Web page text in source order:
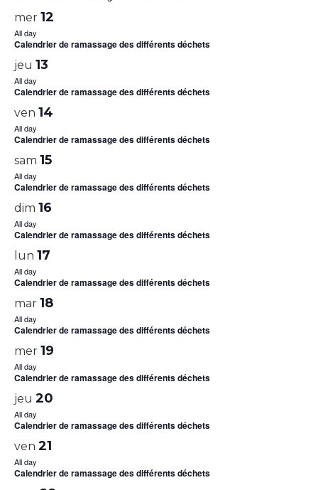
mer 12
All day
Calendrier de ramassage des différents déchets
jeu 13
All day
Calendrier de ramassage des différents déchets
ven 14
All day
Calendrier de ramassage des différents déchets
sam 15
All day
Calendrier de ramassage des différents déchets
dim 16
All day
Calendrier de ramassage des différents déchets
lun 17
All day
Calendrier de ramassage des différents déchets
mar 18
All day
Calendrier de ramassage des différents déchets
mer 19
All day
Calendrier de ramassage des différents déchets
jeu 20
All day
Calendrier de ramassage des différents déchets
ven 21
All day
Calendrier de ramassage des différents déchets